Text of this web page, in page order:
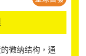
微纳结构，通